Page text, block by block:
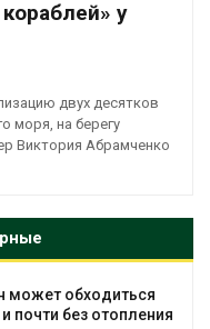
у
двух десятков
моря, на берегу
Виктория Абрамченко
может обходиться
почти без отопления